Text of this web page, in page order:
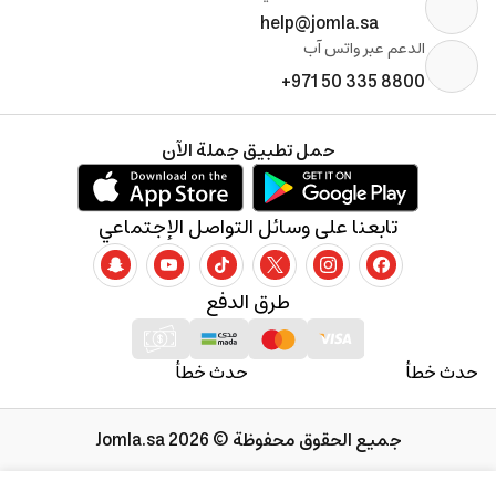
help@jomla.sa
الدعم عبر واتس آب
+971 50 335 8800
حدث خطأ حدث خطأ
طرق الدفع
تابعنا على وسائل التواصل الإجتماعي
حمل تطبيق جملة الآن
جميع الحقوق محفوظة © 2026 Jomla.sa